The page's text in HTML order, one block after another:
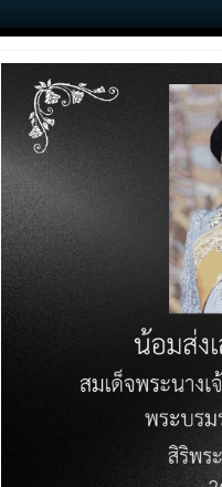
PRODUCTS PRICE LIST